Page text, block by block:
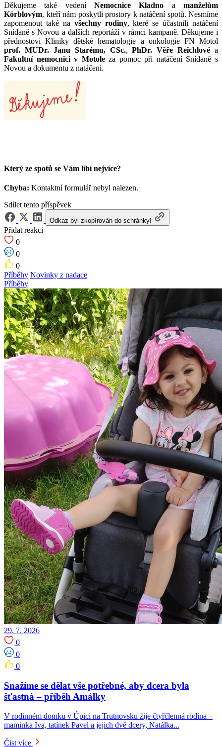
Děkujeme také vedení Nemocnice Kladno a manželům
Körblovým, kteří nám poskytli prostory k natáčení spotů. Nesmíme
zapomenout také na všechny rodiny, které se účastnili natáčení
Snídaně s Novou a dalších reportáží v rámci kampaně. Děkujeme i
přednostovi Kliniky dětské hematologie a onkologie FN Motol
prof. MUDr. Janu Starému, CSc.,PhDr. Věře Reichlové a
Fakultní nemocnici v Motoleza pomoc při natáčení Snídaně s
Novou a dokumentu z natáčení.
Který ze spotů se Vám líbí nejvíce?
Chyba: Kontaktní formulář nebyl nalezen.
Sdílet tento příspěvek
Odkaz byl zkopírován do schránky!
Přidat reakci
0
0
0
Příběhy Novinky z nadace
Příběhy
29. 7. 2026
0
0
0
Snažíme se dělat vše potřebné, aby dcera byla
šťastná – příběh Amálky
V rodinném domku v Úpici na Trutnovsku žije čtyřčlenná rodina –
maminka Iva, tatínek Pavel a jejich dvě dcery, Natálka...
Číst více